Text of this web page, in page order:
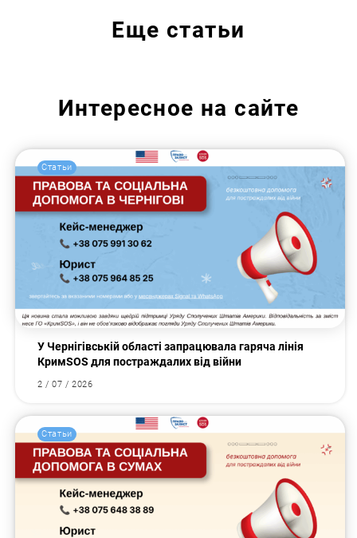
Еще статьи
Интересное на сайте
Статьи
У Чернігівській області запрацювала гаряча лінія
КримSOS для постраждалих від війни
2 / 07 / 2026
Статьи